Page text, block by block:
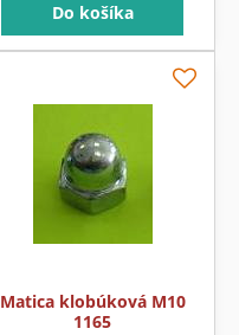
Do košíka
Matica klobúková M10
1165